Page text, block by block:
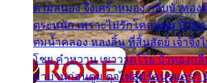
ตามสนอง จึงเศร้าหมอง กลีบบัวทอง
ตระหนัก เพราะไม่รักโคลนตม บัวท
ตมน้ำคลอง หลงลิ้น ที่สิ้นสัตย์ เจ้าจึง
โชย คำหวาน เขาวาดโรย บัวทองก
มาบานก่อนตูม ดุจไฟสุมร้อนรุมอุรา